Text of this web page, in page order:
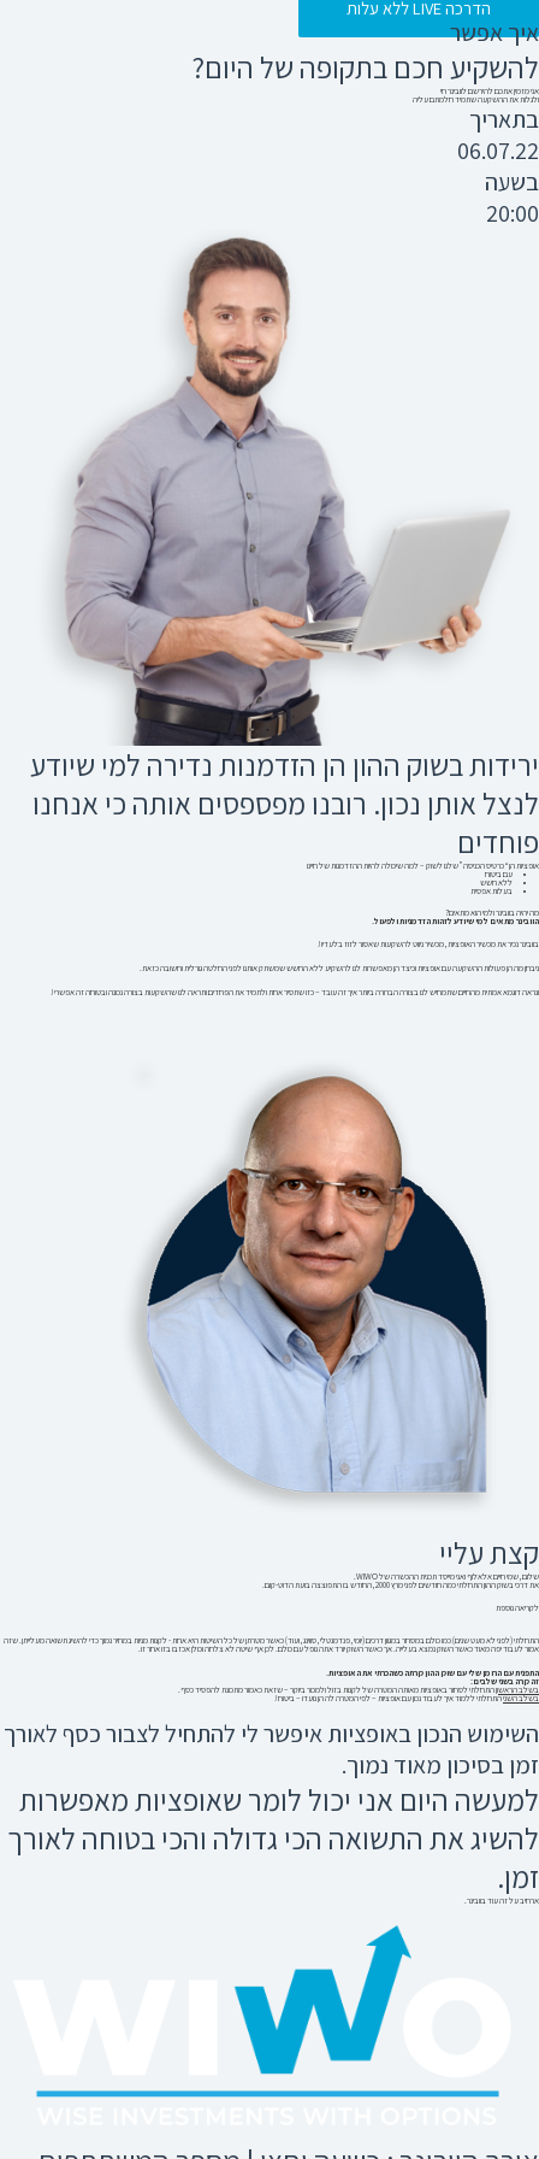
הדרכה LIVE ללא עלות
איך אפשר
להשקיע חכם בתקופה של היום?
אני מזמין אתכם להירשם לוובינר חי
ולגלות את ההשקעה שתמיד חלמתם עליה
בתאריך
06.07.22
בשעה
20:00
ירידות בשוק ההון הן הזדמנות נדירה למי שיודע
לנצל אותן נכון. רובנו מפספסים אותה כי אנחנו
פוחדים
אופציות הן “כרטיס הכניסה” שלנו לשוק – למה שיכולה להיות ההזדמנות של חיינו
עם ביטוח
ללא חשש
בעלות אפסית
מה יהיה בוובינר ולמי הוא מתאים?
הוובינר מתאים למי שיודע לזהות הזדמניות ולפעול.
בוובינר נכיר את מכשיר האופציות, מכשיר ניווט להשקעות שאסור לזוז בלעדיו!
ניבחן מה הן פעולות ההשקעה עם אופציות וכיצד הן מאפשרות לנו להשקיע ללא החשש שמשתק אותנו לפני החלטה גורלית וחשובה כזאת.
ונראה דוגמא אמתית מהחיים שתמחיש לנו בצורה הברורה ביותר איך זה עובד – כזו שתסיר אחת ולתמיד את הפחדים ותראה לנו שהשקעות בצורה נכונה ובטוחה זה אפשרי!
קצת עליי
שלום, שמי חיים אלאלוף ואני מייסד תכנית ההכשרה של WIWO.
את דרכי בשוק ההון התחלתי כמה חודשים לפני מרץ 2000, החודש בו התפוצצה בועת הדוט-קום.
לקריאה נוספת
התחלתי (לפני לא מעט שנים) כמו כולם במסחר במגוון דרכים (יומי, פנדמנטלי, סווינג, ועוד) כאשר מטרתן של כל השיטות היא אחת - לקנות מניות במחיר נמוך כדי להשיג תשואה מעלייתן. שזה
אמור לעבוד יפה מאוד כאשר השוק נמצא בעלייה. אך כאשר השוק יורד אתה נופל עם כולם. לכן אף שיטה לא צלחה וכולן אכזבו בזו אחר זו.
התפנית עם הרומן שלי עם שוק ההון קרתה כשהכרתי את האופציות.
זה קרה בשני שלבים:
בשלב הראשוןהתחלתי לסחור באופציות מאותה המטרה של לקנות בזול ולמכור ביוקר – שזאת כאמור מתכונת להפסיד כסף.
בשלב השניהתחלתי ללמוד איך לעבוד נכון עם אופציות – לפי המטרה לה הן נועדו – ביטוח!
השימוש הנכון באופציות איפשר לי להתחיל לצבור כסף לאורך
זמן בסיכון מאוד נמוך.
למעשה היום אני יכול לומר שאופציות מאפשרות
להשיג את התשואה הכי גדולה והכי בטוחה לאורך
זמן.
ארחיב על זה עוד בוובינר.